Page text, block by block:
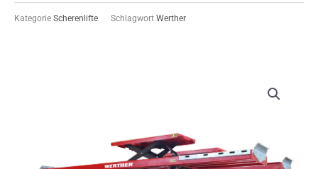
Kategorie Scherenlifte Schlagwort Werther